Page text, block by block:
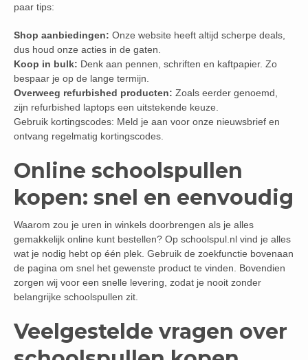
paar tips:
Shop aanbiedingen: Onze website heeft altijd scherpe deals,
dus houd onze acties in de gaten.
Koop in bulk: Denk aan pennen, schriften en kaftpapier. Zo
bespaar je op de lange termijn.
Overweeg refurbished producten: Zoals eerder genoemd,
zijn refurbished laptops een uitstekende keuze.
Gebruik kortingscodes: Meld je aan voor onze nieuwsbrief en
ontvang regelmatig kortingscodes.
Online schoolspullen
kopen: snel en eenvoudig
Waarom zou je uren in winkels doorbrengen als je alles
gemakkelijk online kunt bestellen? Op schoolspul.nl vind je alles
wat je nodig hebt op één plek. Gebruik de zoekfunctie bovenaan
de pagina om snel het gewenste product te vinden. Bovendien
zorgen wij voor een snelle levering, zodat je nooit zonder
belangrijke schoolspullen zit.
Veelgestelde vragen over